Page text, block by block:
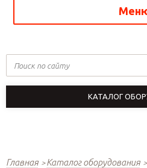
КАТАЛОГ
Главная Каталог оборудования